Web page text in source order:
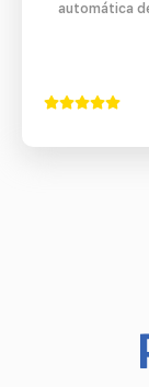
automática